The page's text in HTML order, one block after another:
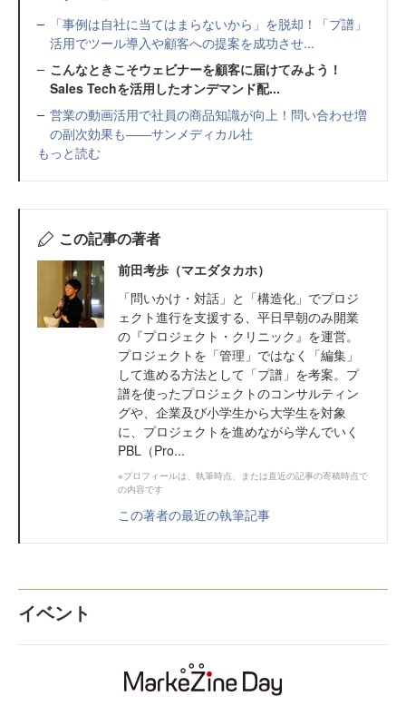
「事例は自社に当てはまらないから」を脱却！「プ譜」
活用でツール導入や顧客への提案を成功させ...
こんなときこそウェビナーを顧客に届けてみよう！
Sales Techを活用したオンデマンド配...
営業の動画活用で社員の商品知識が向上！問い合わせ増
の副次効果も――サンメディカル社
もっと読む
この記事の著者
前田考歩（マエダタカホ）
「問いかけ・対話」と「構造化」でプロジ
ェクト進行を支援する、平日早朝のみ開業
の『プロジェクト・クリニック』を運営。
プロジェクトを「管理」ではなく「編集」
して進める方法として「プ譜」を考案。プ
譜を使ったプロジェクトのコンサルティン
グや、企業及び小学生から大学生を対象
に、プロジェクトを進めながら学んでいく
PBL（Pro...
※プロフィールは、執筆時点、または直近の記事の寄稿時点で
の内容です
この著者の最近の執筆記事
イベント